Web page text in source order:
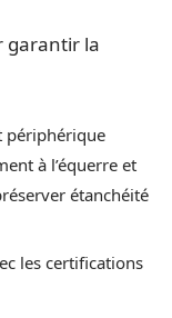
garantir la
périphérique
à l’équerre et
étanchéité
les certifications